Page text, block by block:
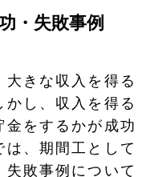
・失敗事例
きな収入を得る
し、収入を得る
金をするかが成功
、期間工として
敗事例について